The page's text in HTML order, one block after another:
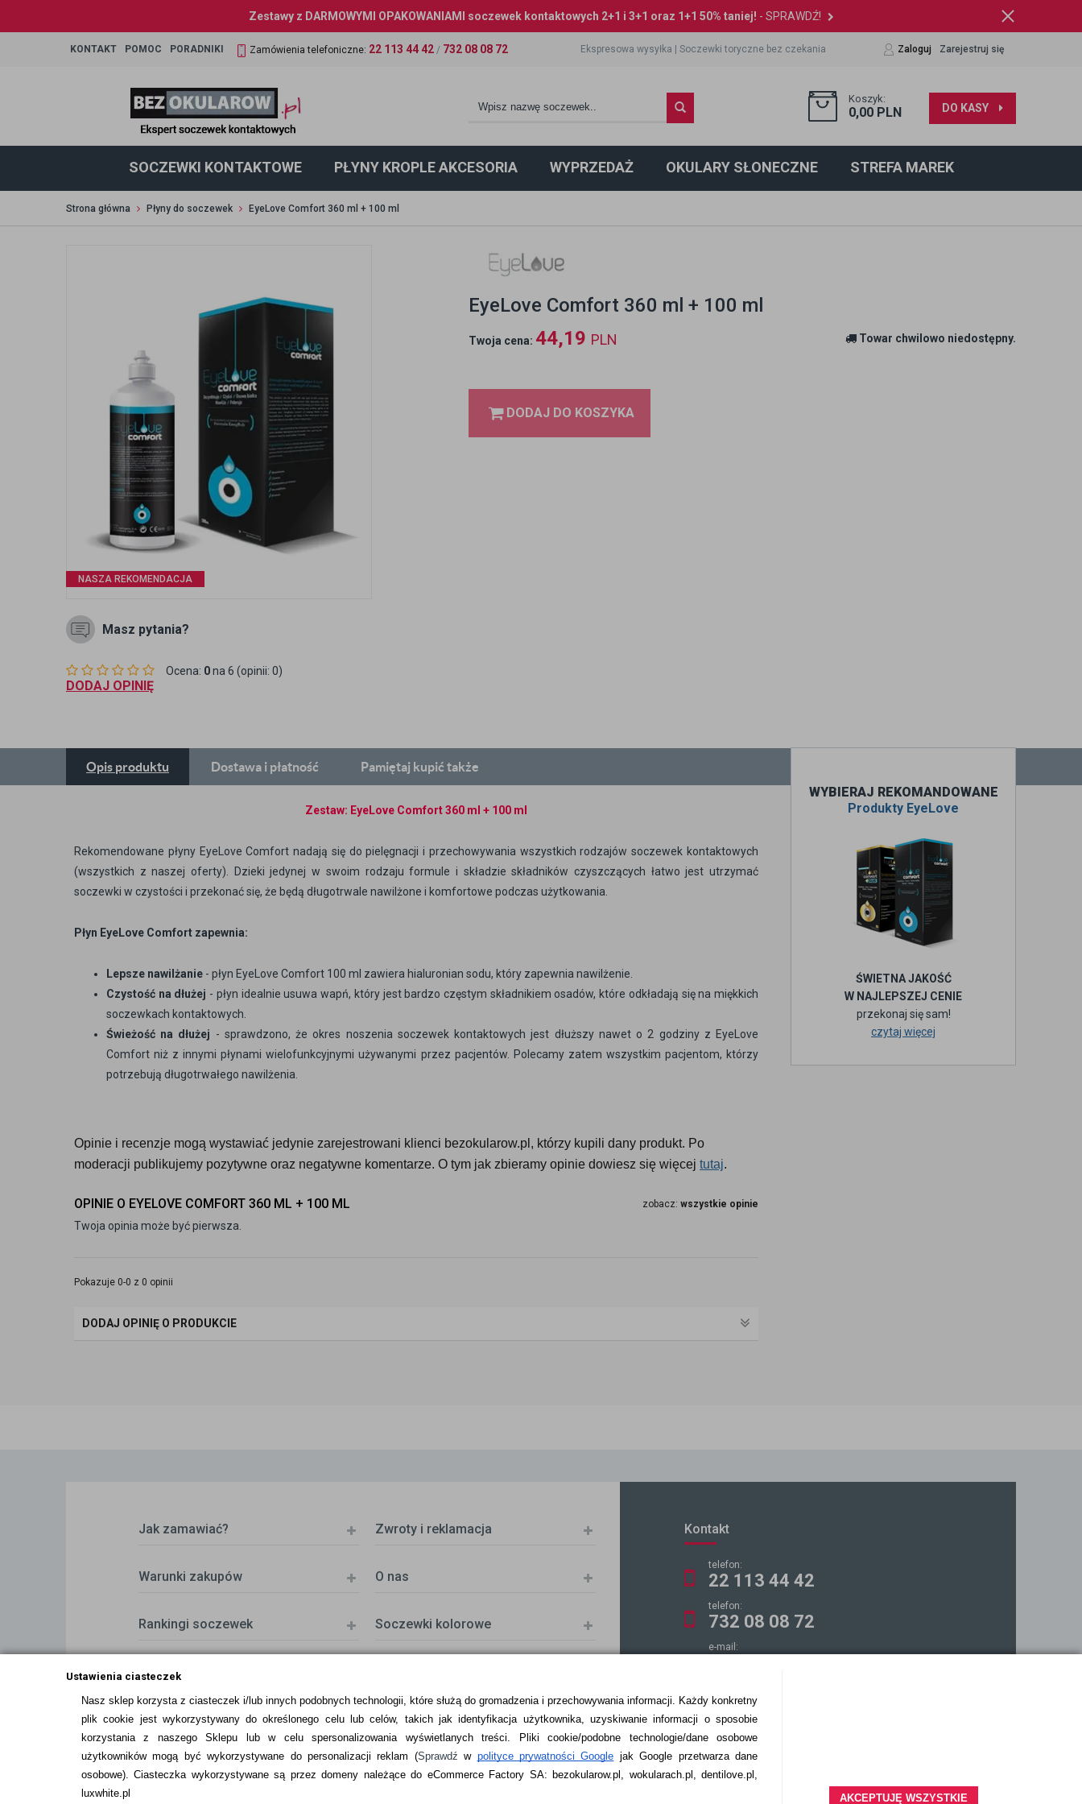
Ustawienia ciasteczek
Nasz sklep korzysta z ciasteczek i/lub innych podobnych technologii, które służą do gromadzenia i przechowywania informacji. Każdy konkretny
plik cookie jest wykorzystywany do określonego celu lub celów, takich jak identyfikacja użytkownika, uzyskiwanie informacji o sposobie
korzystania z naszego Sklepu lub w celu spersonalizowania wyświetlanych treści.
Pliki cookie/podobne technologie/dane osobowe
użytkowników mogą być wykorzystywane do personalizacji reklam (Sprawdźw polityce prywatności Google jak Google przetwarza dane
osobowe). Ciasteczka wykorzystywane są przez domeny należące do eCommerce Factory SA: bezokularow.pl, wokularach.pl, dentilove.pl,
luxwhite.pl
AKCEPTUJĘ WSZYSTKIE
Zestawy z DARMOWYMI OPAKOWANIAMI soczewek kontaktowych 2+1 i 3+1 oraz 1+1 50% taniej! - SPRAWDŹ!
KONTAKT POMOC PORADNIKI Zamówienia telefoniczne: 22 113 44 42 / 732 08 08 72 Ekspresowa wysyłka |Soczewki toryczne bez czekania Zaloguj Zarejestruj się
Koszyk:
0,00 PLN DO KASY
SOCZEWKI KONTAKTOWE PŁYNY KROPLE AKCESORIA WYPRZEDAŻ OKULARY SŁONECZNE STREFA MAREK
Strona główna Płyny do soczewek EyeLove Comfort 360 ml + 100 ml
NASZA REKOMENDACJA
Masz pytania?
Ocena: 0na 6 (opinii: 0)
DODAJ OPINIĘ
EyeLove Comfort 360 ml + 100 ml
Twoja cena: 44,19 PLN Towar chwilowo niedostępny.
DODAJ DO KOSZYKA
Opis produktu Dostawa i płatność Pamiętaj kupić także
Zestaw: EyeLove Comfort 360 ml + 100 ml
Rekomendowane płyny EyeLove Comfort nadają się do pielęgnacji i przechowywania wszystkich rodzajów soczewek kontaktowych
(wszystkich z naszej oferty). Dzieki jedynej w swoim rodzaju formule i składzie składników czyszczących łatwo jest utrzymać
soczewki w czystości i przekonać się, że będą długotrwale nawilżone i komfortowe podczas użytkowania.
Płyn EyeLove Comfort zapewnia:
Lepsze nawilżanie - płyn EyeLove Comfort 100 ml zawiera hialuronian sodu, który zapewnia nawilżenie.
Czystość na dłużej - płyn idealnie usuwa wapń, który jest bardzo częstym składnikiem osadów, które odkładają się na miękkich
soczewkach kontaktowych.
Świeżość na dłużej - sprawdzono, że okres noszenia soczewek kontaktowych jest dłuższy nawet o 2 godziny z EyeLove
Comfort niż z innymi płynami wielofunkcyjnymi używanymi przez pacjentów. Polecamy zatem wszystkim pacjentom, którzy
potrzebują długotrwałego nawilżenia.
Opinie i recenzje mogą wystawiać jedynie zarejestrowani klienci bezokularow.pl, którzy kupili dany produkt. Po
moderacji publikujemy pozytywne oraz negatywne komentarze. O tym jak zbieramy opinie dowiesz się więcej tutaj.
OPINIE O EYELOVE COMFORT 360 ML + 100 ML zobacz: wszystkie opinie
Twoja opinia może być pierwsza.
Pokazuje 0-0 z 0 opinii
DODAJ OPINIĘ O PRODUKCIE
WYBIERAJ REKOMANDOWANE
Produkty EyeLove
ŚWIETNA JAKOŚĆ
W NAJLEPSZEJ CENIE
przekonaj się sam!
czytaj więcej
Jak zamawiać? Zwroty i reklamacja
Warunki zakupów O nas
Rankingi soczewek Soczewki kolorowe
Zwrot (odstąpienie od umowy)
ZMIEŃ USTAWIENIA ZGODY NA CIASTECZKA
Kontakt
telefon:
22 113 44 42
telefon:
732 08 08 72
e-mail: